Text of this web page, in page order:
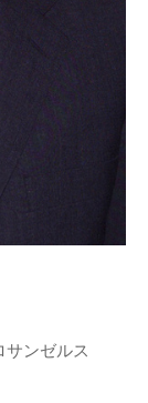
サンゼルス